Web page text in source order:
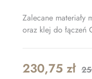
Zalecane materiały
oraz klej do łączeń
230,75 zł